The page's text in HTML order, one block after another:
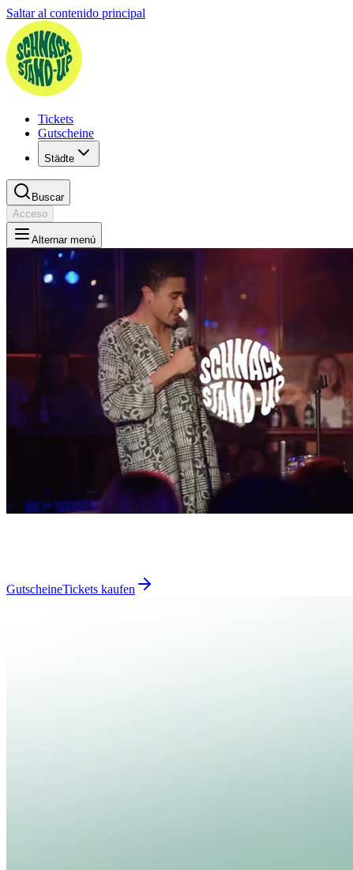
Saltar al contenido principal
Tickets
Gutscheine
Städte
Buscar
Acceso
Alternar menú
GutscheineTickets kaufen